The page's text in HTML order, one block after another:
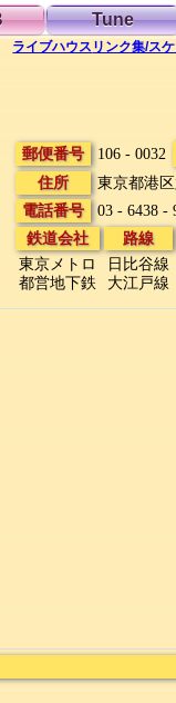
Tune
ライブハウス リンク集/ス
郵便番号 106 - 0032
住所
東京都港
電話番号
03 - 6438 -
鉄道会社
東京メトロ
都営地下鉄
路線
日比谷線
大江戸線